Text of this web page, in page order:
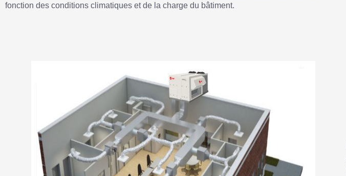
fonction des conditions climatiques et de la charge du bâtiment.